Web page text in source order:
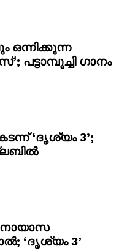
ഗാനം
‘ദൃശ്യം 3’;
‘ദൃശ്യം 3’